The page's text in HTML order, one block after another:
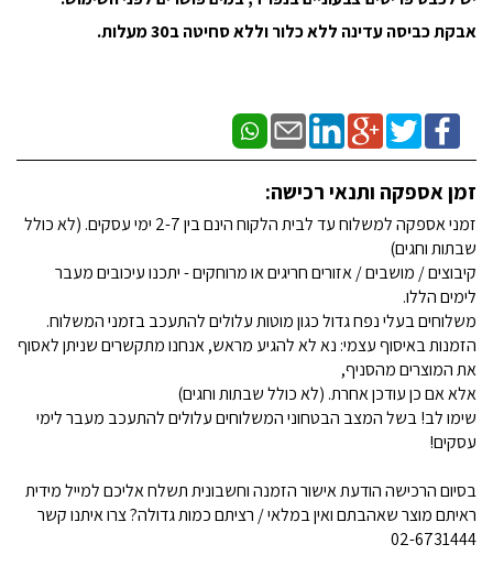
אבקת כביסה עדינה ללא כלור וללא סחיטה ב30 מעלות.
זמן אספקה ותנאי רכישה:
זמני אספקה למשלוח עד לבית הלקוח הינם בין 2-7 ימי עסקים. (לא כולל
שבתות וחגים)
קיבוצים / מושבים / אזורים חריגים או מרוחקים - יתכנו עיכובים מעבר
לימים הללו.
משלוחים בעלי נפח גדול כגון מוטות עלולים להתעכב בזמני המשלוח.
הזמנות באיסוף עצמי: נא לא להגיע מראש, אנחנו מתקשרים שניתן לאסוף
את המוצרים מהסניף,
אלא אם כן עודכן אחרת. (לא כולל שבתות וחגים)
שימו לב! בשל המצב הבטחוני המשלוחים עלולים להתעכב מעבר לימי
עסקים!
בסיום הרכישה הודעת אישור הזמנה וחשבונית תשלח אליכם למייל מידית
ראיתם מוצר שאהבתם ואין במלאי / רציתם כמות גדולה? צרו איתנו קשר
02-6731444